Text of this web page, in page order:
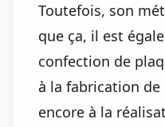
Toutefois, son
que ça, il est
confection de
à la fabrication
encore à la